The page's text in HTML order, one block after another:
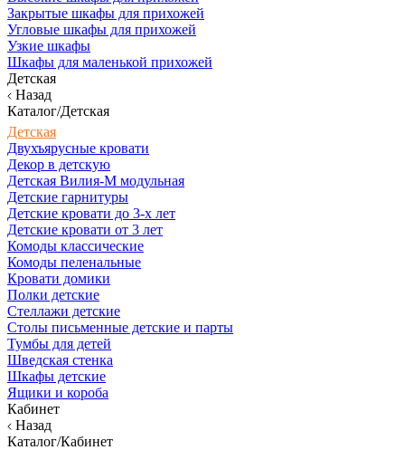
Закрытые шкафы для прихожей
Угловые шкафы для прихожей
Узкие шкафы
Шкафы для маленькой прихожей
Детская
Назад
Каталог/Детская
Детская
Двухъярусные кровати
Декор в детскую
Детская Вилия-М модульная
Детские гарнитуры
Детские кровати до 3-х лет
Детские кровати от 3 лет
Комоды классические
Комоды пеленальные
Кровати домики
Полки детские
Стеллажи детские
Столы письменные детские и парты
Тумбы для детей
Шведская стенка
Шкафы детские
Ящики и короба
Кабинет
Назад
Каталог/Кабинет